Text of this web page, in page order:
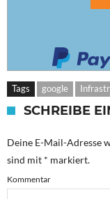
Tags google
SCHREIBE
Deine E-Mail-Adresse
sind mit * markiert.
Kommentar